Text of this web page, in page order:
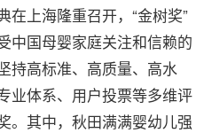
在上海隆重召开，“金树奖”
中国母婴家庭关注和信赖的
持高标准、高质量、高水
业体系、用户投票等多维评
。其中，秋田满满婴幼儿强